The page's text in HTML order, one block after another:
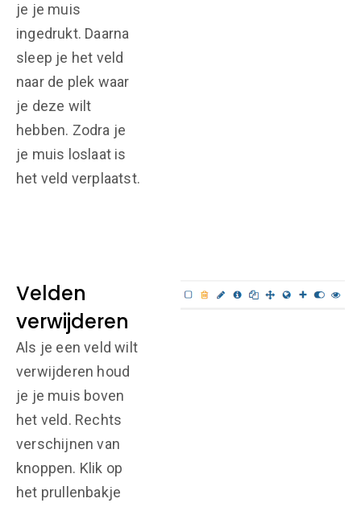
je je muis
ingedrukt. Daarna
sleep je het veld
naar de plek waar
je deze wilt
hebben. Zodra je
je muis loslaat is
het veld verplaatst.
Velden
verwijderen
Als je een veld wilt
verwijderen houd
je je muis boven
het veld. Rechts
verschijnen van
knoppen. Klik op
het prullenbakje